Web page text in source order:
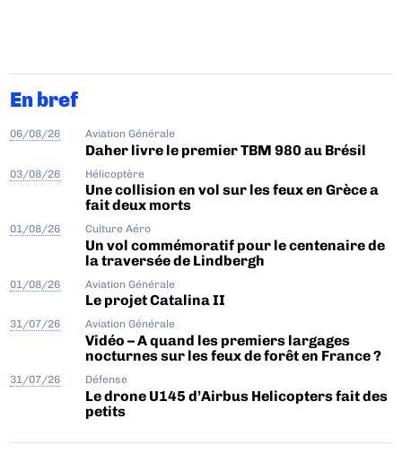
En bref
06/08/26 Aviation Générale
Daher livre le premier TBM 980 au Brésil
03/08/26 Hélicoptère
Une collision en vol sur les feux en Grèce a
fait deux morts
01/08/26 Culture Aéro
Un vol commémoratif pour le centenaire de
la traversée de Lindbergh
01/08/26 Aviation Générale
Le projet Catalina II
31/07/26 Aviation Générale
Vidéo – A quand les premiers largages
nocturnes sur les feux de forêt en France ?
31/07/26 Défense
Le drone U145 d’Airbus Helicopters fait des
petits